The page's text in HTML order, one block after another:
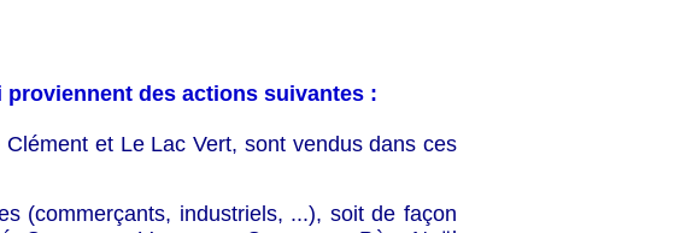
des actions suivantes :
et Le Lac Vert, sont vendus dans ces
(commerçants, industriels, ...), soit de façon